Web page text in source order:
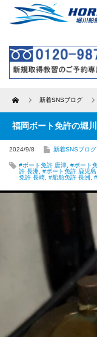
Home 新着SNSブログ
福岡ボート免許の堀
2024/9/8 新着SNSブログ
#ボート免許 唐津 #ボート
許 長洲
#ボート免許 鹿児島
免許 長崎 #船舶免許 長洲